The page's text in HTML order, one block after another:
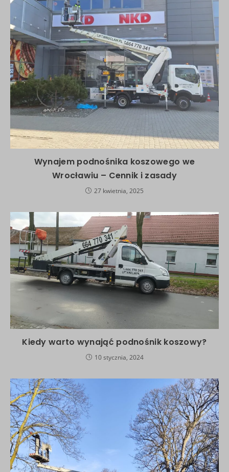
Wynajem podnośnika koszowego we
Wrocławiu – Cennik i zasady
27 kwietnia, 2025
Kiedy warto wynająć podnośnik koszowy?
10 stycznia, 2024